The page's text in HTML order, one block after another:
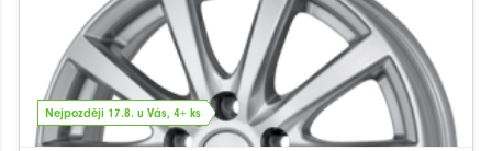
Nejpozději 17.8. u Vás, 4+ ks